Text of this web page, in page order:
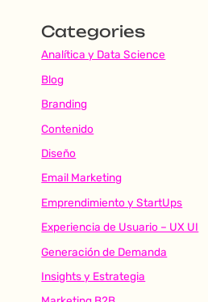
Categories
Analítica y Data Science
Blog
Branding
Contenido
Diseño
Email Marketing
Emprendimiento y StartUps
Experiencia de Usuario – UX UI
Generación de Demanda
Insights y Estrategia